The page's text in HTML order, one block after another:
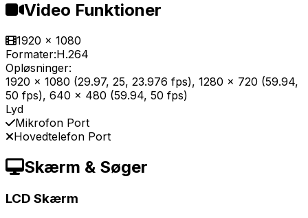
Video Funktioner
1920 x 1080
Formater:H.264
Opløsninger:
1920 x 1080 (29.97, 25, 23.976 fps), 1280 x 720 (59.94,
50 fps), 640 x 480 (59.94, 50 fps)
Lyd
Mikrofon Port
Hovedtelefon Port
Skærm & Søger
LCD Skærm